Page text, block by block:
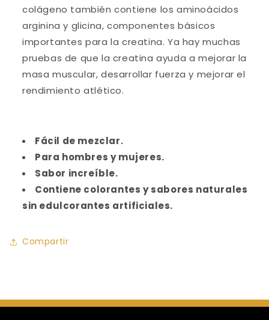
colágeno también contiene los aminoácidos
arginina y glicina, componentes básicos
importantes para la creatina. Ya hay muchas
pruebas de que la creatina ayuda a mejorar la
masa muscular, desarrollar fuerza y ​​mejorar el
rendimiento atlético.
Fácil de mezclar.
Para hombres y mujeres.
Sabor increíble.
Contiene colorantes y sabores naturales
sin edulcorantes artificiales.
Compartir